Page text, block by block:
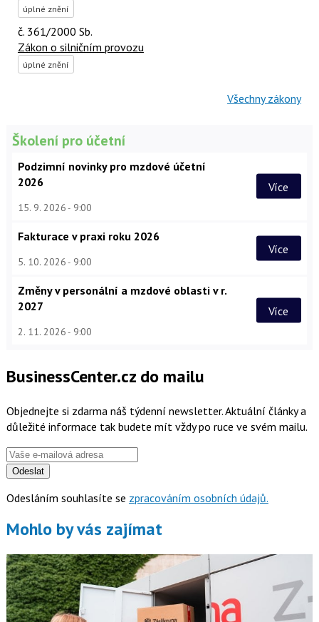
úplné znění
č. 361/2000 Sb.
Zákon o silničním provozu
úplné znění
Všechny zákony
Školení pro účetní
Podzimní novinky pro mzdové účetní
2026
15. 9. 2026 9:00
Více
Fakturace v praxi roku 2026
5. 10. 2026 9:00
Více
Změny v personální a mzdové oblasti v r.
2027
2. 11. 2026 9:00
Více
BusinessCenter.cz do mailu
Objednejte si zdarma náš týdenní newsletter. Aktuální články a
důležité informace tak budete mít vždy po ruce ve svém mailu.
Odeslat
Odesláním souhlasíte se zpracováním osobních údajů.
Mohlo by vás zajímat